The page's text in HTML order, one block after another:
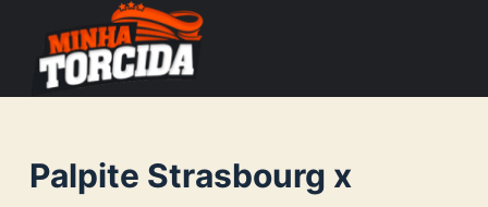
Palpite Strasbourg x